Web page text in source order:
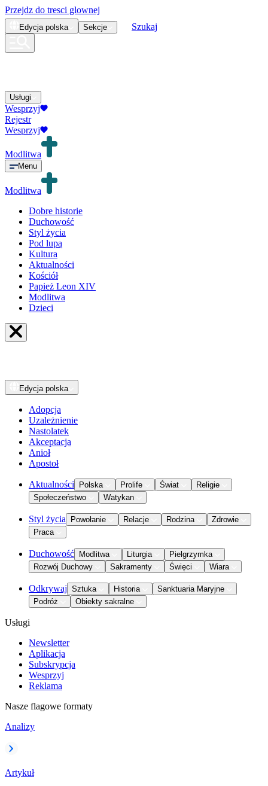
Przejdz do tresci glownej
Edycja polska Sekcje Szukaj
Usługi
Wesprzyj
Rejestr
Wesprzyj
Modlitwa
Menu
Modlitwa
Dobre historie
Duchowość
Styl życia
Pod lupą
Kultura
Aktualności
Kościół
Papież Leon XIV
Modlitwa
Dzieci
Edycja polska
Adopcja
Uzależnienie
Nastolatek
Akceptacja
Anioł
Apostoł
Aktualności Polska Prolife Świat
Religie
Społeczeństwo
Watykan
Styl życia Powołanie Relacje Rodzina
Zdrowie
Praca
Duchowość Modlitwa Liturgia
Pielgrzymka
Rozwój Duchowy
Sakramenty Święci Wiara
Odkrywaj Sztuka Historia
Sanktuaria Maryjne
Podróż
Obiekty sakralne
Usługi
Newsletter
Aplikacja
Subskrypcja
Wesprzyj
Reklama
Nasze flagowe formaty
Analizy
Artykuł